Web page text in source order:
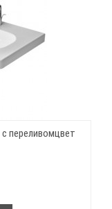
переливомцвет